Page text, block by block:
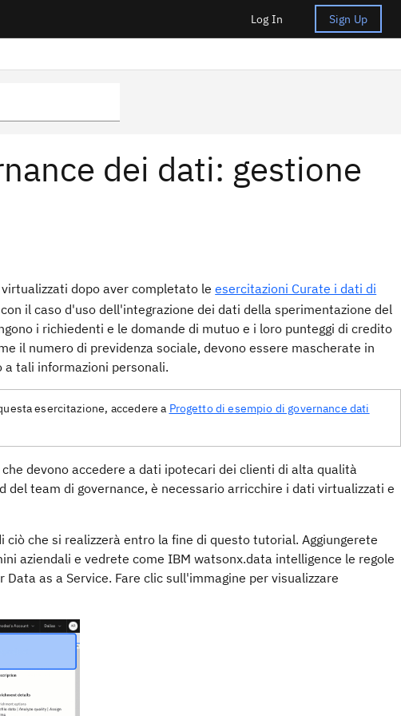
Log In Sign Up
dei dati: gestione
dopo aver completato leesercitazioni Curate i dati di
con il caso d'uso dell'integrazione dei dati della sperimentazione del
i richiedenti e le domande di mutuo e i loro punteggi di credito
il numero di previdenza sociale, devono essere mascherate in
a tali informazioni personali.
esercitazione, accedere a Progetto di esempio di governance dati
devono accedere a dati ipotecari dei clienti di alta qualità
team di governance, è necessario arricchire i dati virtualizzati e
che si realizzerà entro la fine di questo tutorial. Aggiungerete
aziendali e vedrete come IBM watsonx.data intelligence le regole
as a Service. Fare clic sull'immagine per visualizzare